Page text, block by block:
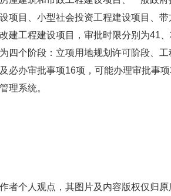
项目、小型社会投资工程建设项目、
建工程建设项目，审批时限分别为41
四个阶段：立项用地规划许可阶段、
必办审批事项16项，可能办理审批事
理系统。
者个人观点，其图片及内容版权仅归